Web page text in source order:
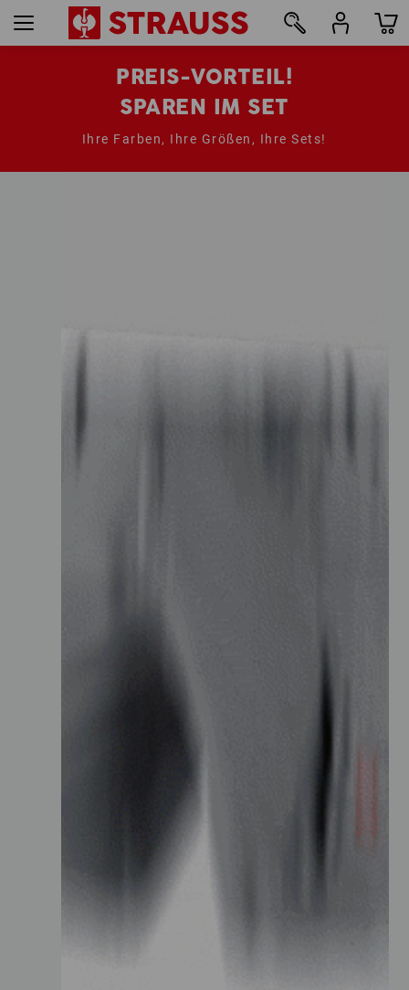
PREIS-VORTEIL!
SPAREN IM SET
Ihre Farben, Ihre Größen, Ihre Sets!